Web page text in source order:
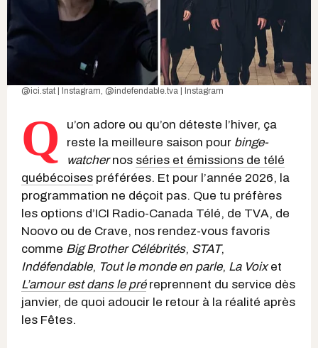
@ici.stat | Instagram @indefendable.tva | Instagram
Q
u’on adore ou qu’on déteste l’hiver, ça
reste la meilleure saison pour binge-
watchernos séries et émissions de télé
québécoises préférées. Et pour l’année 2026, la
programmation ne déçoit pas. Que tu préfères
les options d’ICI Radio-Canada Télé, de TVA, de
Noovo ou de Crave, nos rendez-vous favoris
comme Big Brother Célébrités, STAT,
Indéfendable, Tout le monde en parle, La Voixet
L’amour est dans le préreprennent du service dès
janvier, de quoi adoucir le retour à la réalité après
les Fêtes.